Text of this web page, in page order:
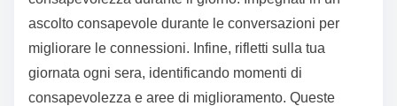
ascolto consapevole durante le conversazioni per
migliorare le connessioni. Infine, rifletti sulla tua
giornata ogni sera, identificando momenti di
consapevolezza e aree di miglioramento. Queste